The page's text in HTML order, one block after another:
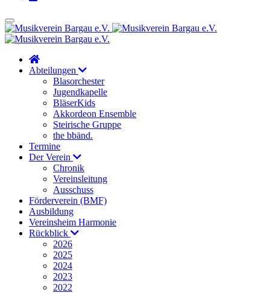
Abteilungen
Blasorchester
Jugendkapelle
BläserKids
Akkordeon Ensemble
Steirische Gruppe
the bbänd.
Termine
Der Verein
Chronik
Vereinsleitung
Ausschuss
Förderverein (BMF)
Ausbildung
Vereinsheim Harmonie
Rückblick
2026
2025
2024
2023
2022